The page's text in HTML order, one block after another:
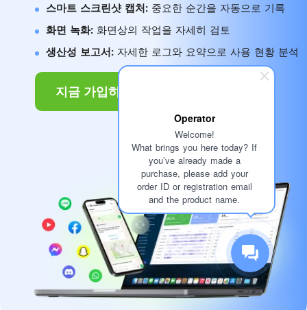
Operator
Welcome!
What brings you here today? If
you’ve already made a
purchase, please add your
order ID or registration email
and the product name.
스마트 스크린샷 캡처: 중요한 순간을 자동으로 기록
화면 녹화: 화면상의 작업을 자세히 검토
생산성 보고서: 자세한 로그와 요약으로 사용 현황 분석
지금 가입하기